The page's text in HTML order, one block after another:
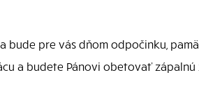
bude pre vás dňom odpočinku,
a budete Pánovi obetovať zápalnú